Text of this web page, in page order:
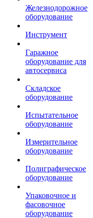
Железнодорожное
оборудование
Инструмент
Гаражное
оборудование для
автосервиса
Складское
оборудование
Испытательное
оборудование
Измерительное
оборудование
Полиграфическое
оборудование
Упаковочное и
фасовочное
оборудование